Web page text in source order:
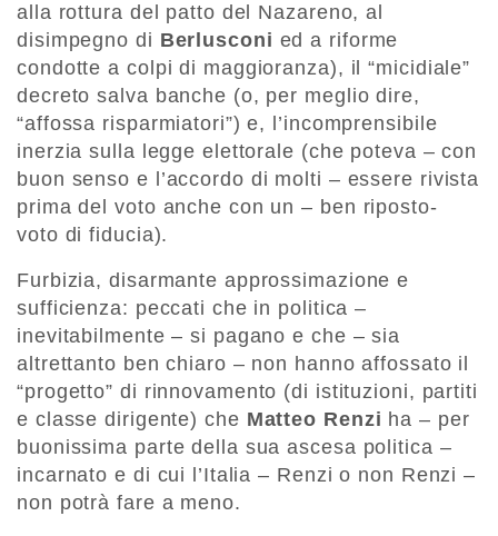
alla rottura del patto del Nazareno, al
disimpegno di Berlusconi ed a riforme
condotte a colpi di maggioranza), il “micidiale”
decreto salva banche (o, per meglio dire,
“affossa risparmiatori”) e, l’incomprensibile
inerzia sulla legge elettorale (che poteva – con
buon senso e l’accordo di molti – essere rivista
prima del voto anche con un – ben riposto-
voto di fiducia).
Furbizia, disarmante approssimazione e
sufficienza: peccati che in politica –
inevitabilmente – si pagano e che – sia
altrettanto ben chiaro – non hanno affossato il
“progetto” di rinnovamento (di istituzioni, partiti
e classe dirigente) che Matteo Renzi ha – per
buonissima parte della sua ascesa politica –
incarnato e di cui l’Italia – Renzi o non Renzi –
non potrà fare a meno.